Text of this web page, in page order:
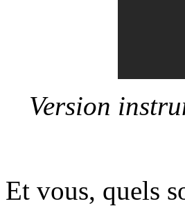
Version
Et vous, quels